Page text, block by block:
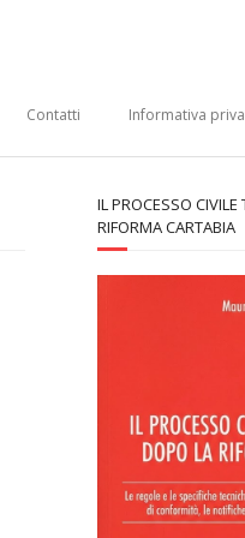
Contatti Informativa
IL PROCESSO
RIFORMA CARTABIA